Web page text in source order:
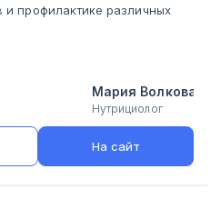
и профилактике различных
Мария Волкова
Нутрициолог
На сайт